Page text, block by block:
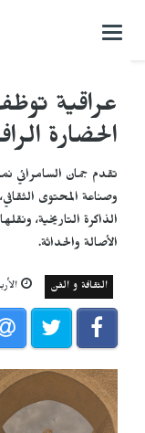
التحكم
عراقية
الحضارة
تقدم جمان السامرائي
وصناعة المحتوى
الذاكرة التاريخية،
الأصالة والحداثة.
الثقافة و الفن الأربعاء, 27